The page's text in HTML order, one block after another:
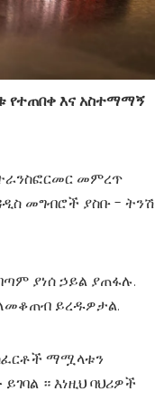
የተጠበቀ እና አስተማማኝ
መምረጥ
መግብሮች ያስቡ - ትንሽ
ያነሰ ኃይል ያጠፋሉ.
ይረዱዎታል.
ማሟላቱን
። እነዚህ ባህሪዎች